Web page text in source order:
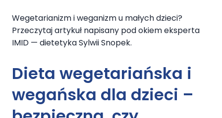
Wegetarianizm i weganizm u małych dzieci?
Przeczytaj artykuł napisany pod okiem eksperta
IMID — dietetyka Sylwii Snopek.
Dieta wegetariańska i
wegańska dla dzieci –